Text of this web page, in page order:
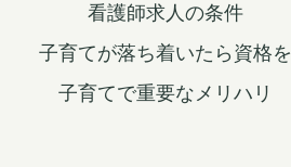
看護師求人の条件
子育てが落ち着いたら資格を
子育てで重要なメリハリ